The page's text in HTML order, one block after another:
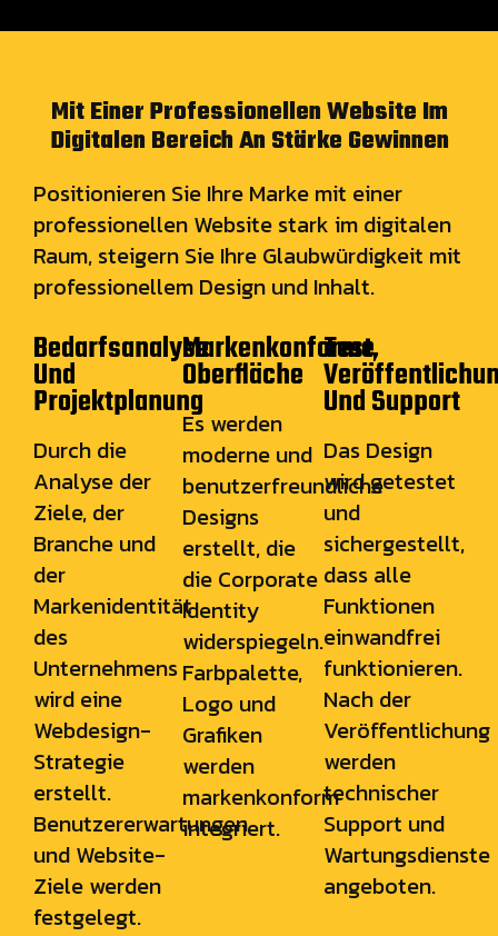
Mit Einer Professionellen Website Im
Digitalen Bereich An Stärke Gewinnen
Positionieren Sie Ihre Marke mit einer
professionellen Website stark im digitalen
Raum, steigern Sie Ihre Glaubwürdigkeit mit
professionellem Design und Inhalt.
Bedarfsanalyse
Und
Projektplanung
Durch die
Analyse der
Ziele, der
Branche und
der
Markenidentität
des
Unternehmens
wird eine
Webdesign-
Strategie
erstellt.
Benutzererwartungen
und Website-
Ziele werden
festgelegt.
Markenkonforme
Oberfläche
Es werden
moderne und
benutzerfreundliche
Designs
erstellt, die
die Corporate
Identity
widerspiegeln.
Farbpalette,
Logo und
Grafiken
werden
markenkonform
integriert.
Test,
Und Support
Das Design
wird getestet
und
sichergestellt,
dass alle
Funktionen
einwandfrei
funktionieren.
Nach der
Veröffentlichung
werden
technischer
Support und
Wartungsdienste
angeboten.